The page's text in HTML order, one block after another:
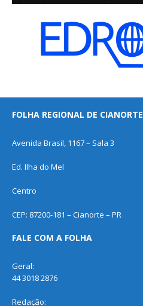
FOLHA REGIONAL DE CIANORTE
Avenida Brasil, 1167 – Sala 3
Ed. Ilha do Mel
Centro
CEP: 87200-181 – Cianorte – PR
FALE COM A FOLHA
Geral:
44 3018 2876
Redação: